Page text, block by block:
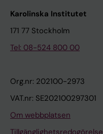
Karolinska Institutet
171 77 Stockholm
Tel: 08-524 800 00
Org.nr: 202100-2973
VAT.nr: SE202100297301
Om webbplatsen
Tillgänglighetsredogörelse